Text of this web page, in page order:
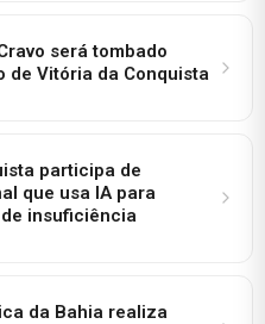
será tombado
de Vitória da Conquista
participa de
que usa IA para
insuficiência
da Bahia realiza